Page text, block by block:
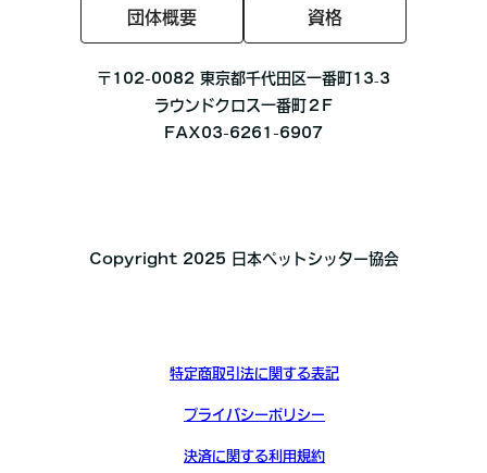
団体概要 資格
〒102-0082 東京都千代田区一番町13₋3
ラウンドクロス一番町２F
FAX03-6261-6907
Copyright 2025 日本ペットシッター協会
特定商取引法に関する表記
プライバシーポリシー
決済に関する利用規約